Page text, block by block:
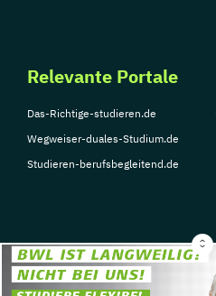
Relevante Portale
Das-Richtige-studieren.de
Wegweiser-duales-Studium.de
Studieren-berufsbegleitend.de
© Copyright 2026, TarGroup Media GmbH